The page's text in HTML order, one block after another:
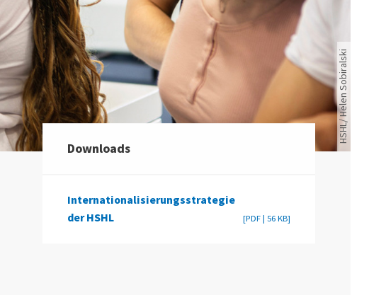
HSHL/ Helen Sobiralski
Downloads
Internationalisierungsstrategie
der HSHL
[PDF | 56 KB]